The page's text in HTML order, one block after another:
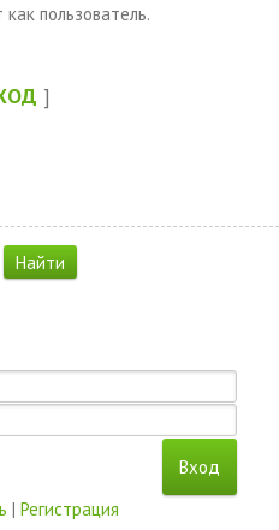
пользователь.
]
| Регистрация